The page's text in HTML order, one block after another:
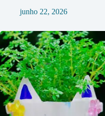
junho 22, 2026